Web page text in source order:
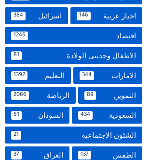
اخبار عربية 146 اسرائيل 384
اقتصاد 1246
الاطفال وحديثى الولادة 81
الامارات 344 التعليم 1392
التموين 89 الرياضة 2066
السعودية 434 السودان 51
الشئون الاجتماعية 21
الطقس 137 العراق 37